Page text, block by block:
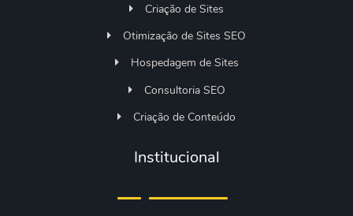
Criação de Sites
Otimização de Sites SEO
Hospedagem de Sites
Consultoria SEO
Criação de Conteúdo
Institucional